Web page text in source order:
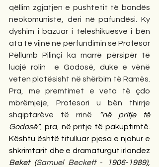
qëllim zgjatjen e pushtetit të bandës
neokomuniste, deri në pafundësi. Ky
dyshim i bazuar i teleshikuesve i bën
ata të vijnë në përfundimin se Profesor
Pëllumb Pilinçi ka marrë përsipër të
luajë rolin  e Godosë, duke e vënë
veten plotësisht në shërbim të Ramës.
Pra, me premtimet e veta të çdo
mbrëmjeje, Profesori u bën thirrje
shqiptarëve të rrinë
“në pritje të
Godosë”, pra, në pritje të pakuptimtë.
Kështu është titulluar pjesa e njohur e
Beket (Samuel Beckett -